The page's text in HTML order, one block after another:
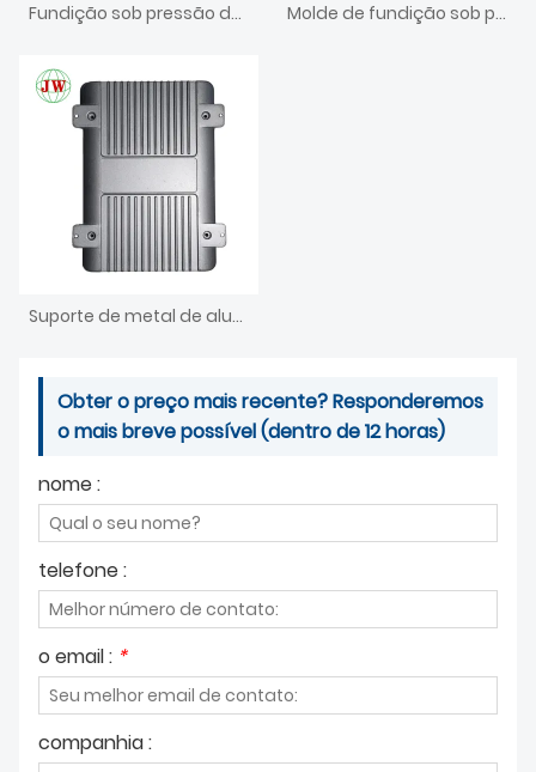
Fundição sob pressão de usinagem CNC de investimento de peças de forjamento a quente de latão Molde de fundição sob pressão para eletrodomésticos
Suporte de metal de alumínio fundido
Obter o preço mais recente? Responderemos
o mais breve possível (dentro de 12 horas)
nome :
telefone :
o email : *
companhia :